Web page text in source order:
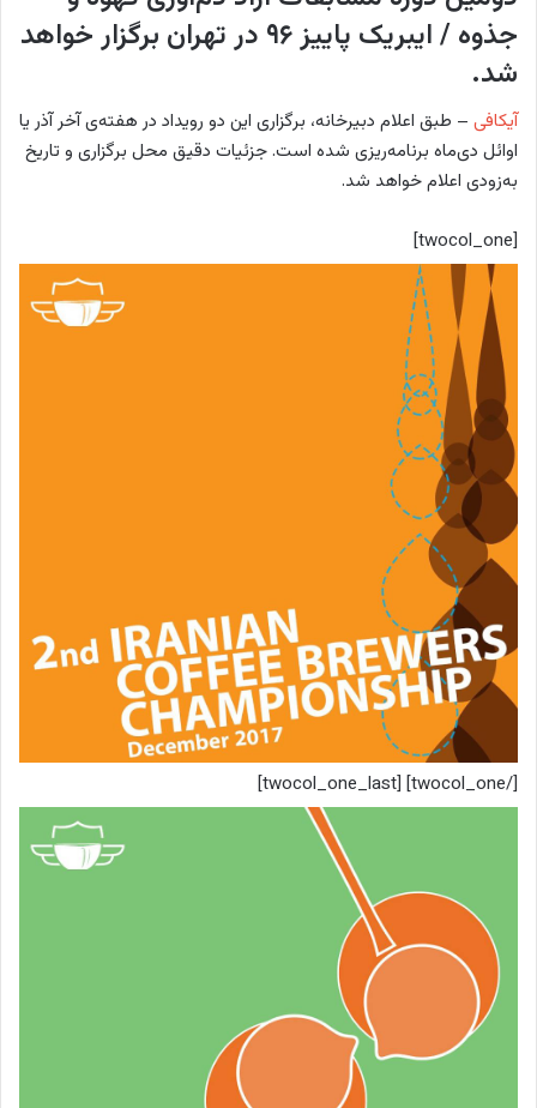
جذوه / ایبریک پاییز ۹۶ در تهران برگزار خواهد
شد.
آیکافی – طبق اعلام دبیرخانه، برگزاری این دو رویداد در هفته‌ی آخر آذر یا
اوائل دی‌ماه برنامه‌ریزی شده است. جزئیات دقیق محل برگزاری و تاریخ
به‌زودی اعلام خواهد شد.
[twocol_one]
[/twocol_one] [twocol_one_last]